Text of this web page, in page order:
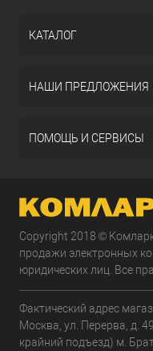
КАТАЛОГ
НАШИ ПРЕДЛОЖЕНИЯ
ПОМОЩЬ И СЕРВИСЫ
Copyright 2018 ©
продажи электронных
юридических лиц. Все
Фактический адрес
Москва, ул. Перерва, д.
крайний подъезд) м.